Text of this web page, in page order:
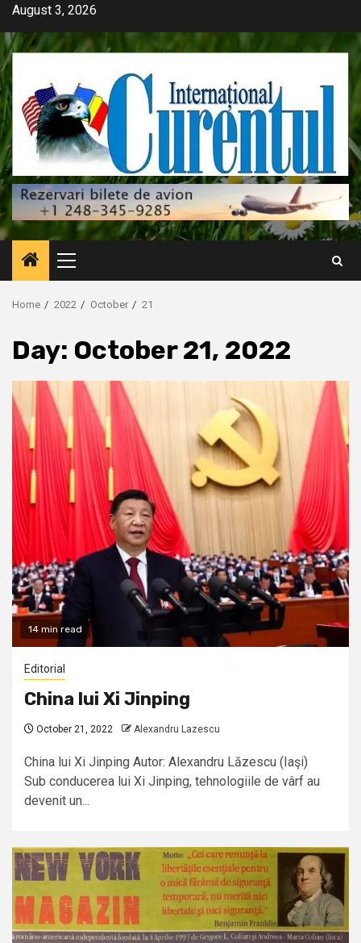
Skip
content
August 3, 2026
Primary
Menu
Home 2022 October 21
Day: October 21, 2022
14 min read
Editorial
China lui Xi Jinping
October 21, 2022 Alexandru Lazescu
China lui Xi Jinping Autor: Alexandru Lăzescu (Iaşi)
Sub conducerea lui Xi Jinping, tehnologiile de vârf au
devenit un...